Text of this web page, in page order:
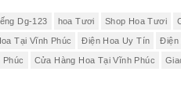
Dg-123 hoa Tươi Shop Hoa Tươi
Tại Vĩnh Phúc Điện Hoa Uy Tín Điện
Phúc Cửa Hàng Hoa Tại Vĩnh Phúc